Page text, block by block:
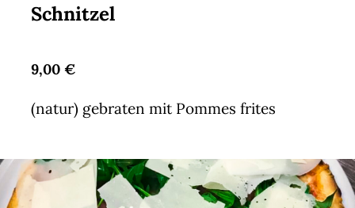
Schnitzel
9,00 €
(natur) gebraten mit Pommes frites